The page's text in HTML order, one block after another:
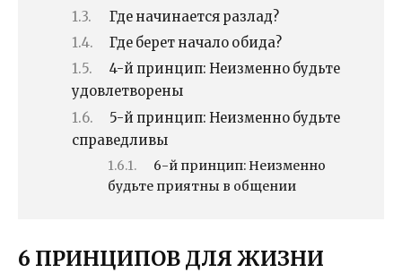
Где начинается разлад?
Где берет начало обида?
4-й принцип: Неизменно будьте
удовлетворены
5-й принцип: Неизменно будьте
справедливы
6-й принцип: Неизменно
будьте приятны в общении
6 ПРИНЦИПОВ ДЛЯ ЖИЗНИ